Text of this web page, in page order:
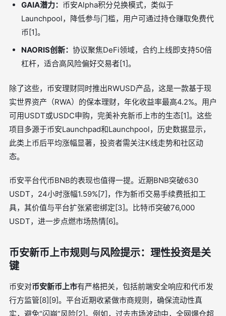
GAIA潜力： 币安Alpha积分兑换模式，类似于
Launchpool，降低参与门槛，用户可通过持仓赚取免费代
币[1]。
NAORIS创新： 协议聚焦DeFi领域，合约上线即支持50倍
杠杆，适合高风险偏好交易者[1]。
除了这些，币安理财同时推出RWUSD产品，这是一款基于现
实世界资产（RWA）的保本理财，年化收益率最高4.2%。用户
可用USDT或USDC申购，完美补充新币上市的生态[1]。这些
项目多源于币安Launchpad和Launchpool，历史数据显示，
此类上币后平均涨幅显著，投资者需关注K线走势和社区动
态。
币安平台代币BNB的表现也值得一提。近期BNB突破630
USDT，24小时涨幅1.59%[7]，作为新币交易手续费抵扣工
具，其价值与平台扩张紧密绑定[3]。比特币突破76,000
USDT，进一步点燃市场热情[6]。
币安新币上市规则与风险提示：理性投资是关
键
币安对币安新币上市有严格把关，包括前端安全响应和代币发
行方监管[8][9]。平台近期收紧做市商规则，确保流动性真
实，避免“闪崩”风险[2]。例如，过去市场波动中，全网爆仓超